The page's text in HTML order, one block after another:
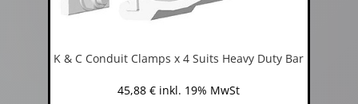
K & C Conduit Clamps x 4 Suits Heavy Duty Bar
45,88€ inkl. 19% MwSt